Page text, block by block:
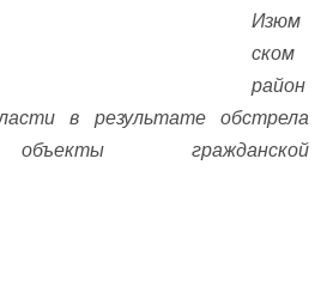
Изюм
ском
район
в результате обстрела
гражданской